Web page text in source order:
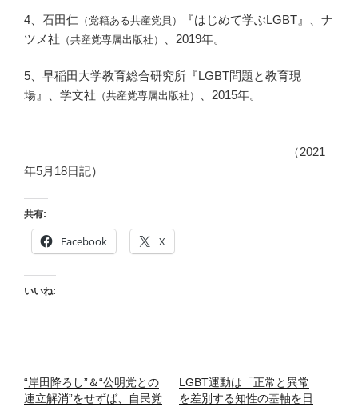
4、石田仁 （党籍ある共産党員）
『はじめて学ぶLGBT』、ナ
ツメ社 （共産党専属出版社） 、2019年。
5、早稲田大学教育総合研究所『LGBT問題と教育現
場』、学文社 （共産党専属出版社） 、2015年。
（2021
年5月18日記）
共有:
Facebook X
いいね:
“岸田降ろし”＆“公明党との
連立解消”をせずば、自民党
LGBT運動は「正常と異常
を差別する知性の基軸を日